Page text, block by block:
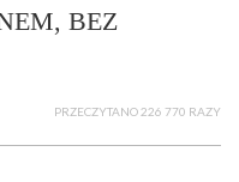
BEZ
PRZECZYTANO 226 770 RAZY